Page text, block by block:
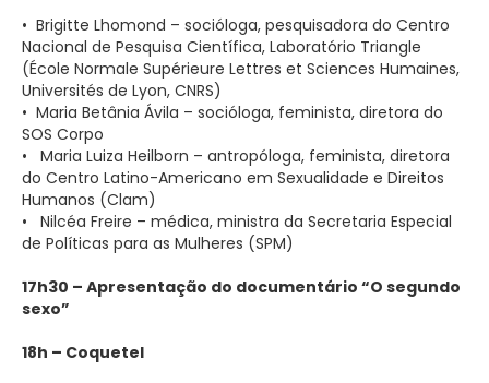
• Brigitte Lhomond – socióloga, pesquisadora do Centro
Nacional de Pesquisa Científica, Laboratório Triangle
(École Normale Supérieure Lettres et Sciences Humaines,
Universités de Lyon, CNRS)
• Maria Betânia Ávila – socióloga, feminista, diretora do
SOS Corpo
• Maria Luiza Heilborn – antropóloga, feminista, diretora
do Centro Latino-Americano em Sexualidade e Direitos
Humanos (Clam)
• Nilcéa Freire – médica, ministra da Secretaria Especial
de Políticas para as Mulheres (SPM)
17h30 – Apresentação do documentário “O segundo
sexo”
18h – Coquetel